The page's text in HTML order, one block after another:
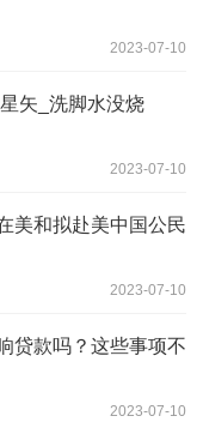
2023-07-10
矢_洗脚水没烧
2023-07-10
美和拟赴美中国公民
2023-07-10
贷款吗？这些事项不
2023-07-10